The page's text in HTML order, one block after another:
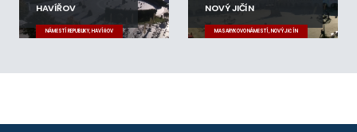
HAVÍŘOV
NÁMĚSTÍ REPUBLIKY, HAVÍŘOV
NOVÝ JIČÍN
MASARYKOVO NÁMĚSTÍ, NOVÝ JIČÍN